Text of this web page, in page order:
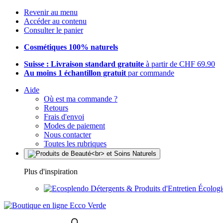
Revenir au menu
Accéder au contenu
Consulter le panier
Cosmétiques 100% naturels
Suisse : Livraison standard gratuite à partir de CHF 69.90
Au moins 1 échantillon gratuit par commande
Aide
Où est ma commande ?
Retours
Frais d'envoi
Modes de paiement
Nous contacter
Toutes les rubriques
Plus d'inspiration
Détergents & Produits d'Entretien